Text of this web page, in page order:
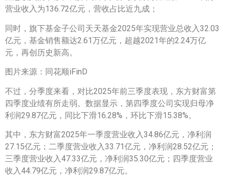
营业收入为136.72亿元，营收占比近九成；
同时，旗下基金子公司天天基金2025年实现营业总收入32.03
亿元，基金销售额达2.61万亿元，超越2021年的2.24万亿
元，再创历史新高。
图片来源：同花顺iFinD
不过，分季度来看，对比2025年前三季度表现，东方财富第
四季度业绩有所走弱。数据显示，第四季度公司实现归母净
利润29.87亿元，同比下滑16.28%，环比下滑15.38%。
其中，东方财富2025年一季度营业收入34.86亿元，净利润
27.15亿元；二季度营业收入33.71亿元，净利润28.52亿元；
三季度营业收入47.33亿元，净利润35.30亿元；四季度营业
收入44.79亿元，净利润29.87亿元。